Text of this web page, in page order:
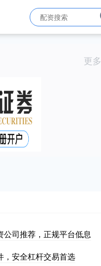
更多
公司推荐，正规平台低息
，安全杠杆交易首选